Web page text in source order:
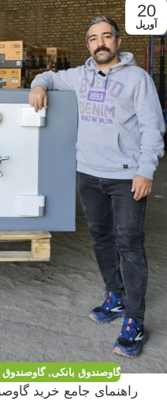
20
آوریل
گاوصندوق بانکی,گاوصندوق
راهنمای جامع خرید